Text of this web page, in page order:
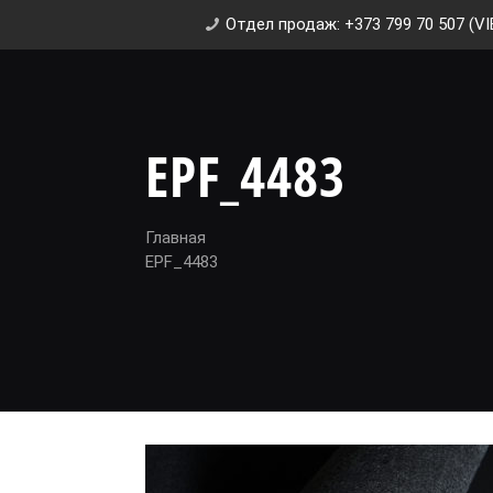
Отдел продаж: +373 799 70 507
EPF_4483
Главная
EPF_4483